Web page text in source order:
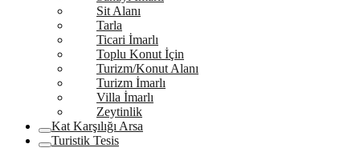
Sit Alanı
Tarla
Ticari İmarlı
Toplu Konut İçin
Turizm/Konut Alanı
Turizm İmarlı
Villa İmarlı
Zeytinlik
Kat Karşılığı Arsa
Turistik Tesis